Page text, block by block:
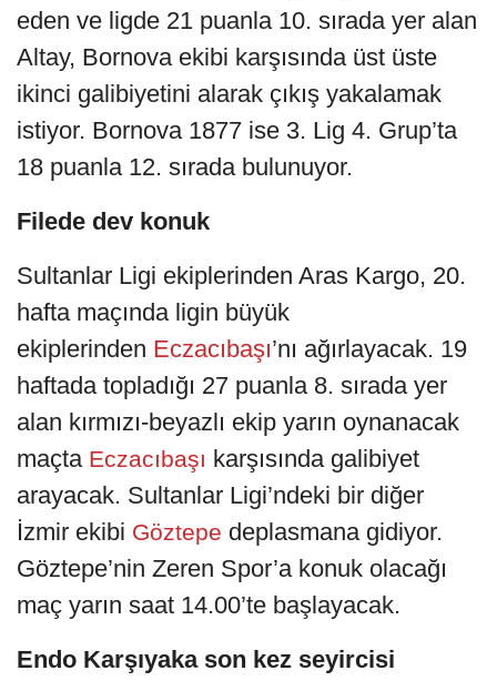
eden ve ligde 21 puanla 10. sırada yer alan
Altay, Bornova ekibi karşısında üst üste
ikinci galibiyetini alarak çıkış yakalamak
istiyor. Bornova 1877 ise 3. Lig 4. Grup’ta
18 puanla 12. sırada bulunuyor.
Filede dev konuk
Sultanlar Ligi ekiplerinden Aras Kargo, 20.
hafta maçında ligin büyük
ekiplerinden Eczacıbaşı’nı ağırlayacak. 19
haftada topladığı 27 puanla 8. sırada yer
alan kırmızı-beyazlı ekip yarın oynanacak
maçta Eczacıbaşı karşısında galibiyet
arayacak. Sultanlar Ligi’ndeki bir diğer
İzmir ekibi Göztepe deplasmana gidiyor.
Göztepe’nin Zeren Spor’a konuk olacağı
maç yarın saat 14.00’te başlayacak.
Endo Karşıyaka son kez seyircisi